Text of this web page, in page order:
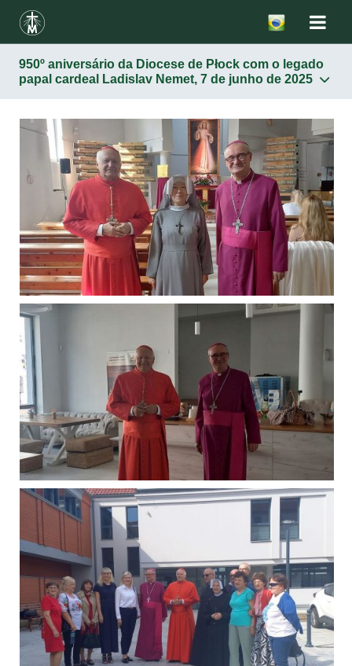
950º aniversário da Diocese de Płock com o legado
papal cardeal Ladislav Nemet, 7 de junho de 2025